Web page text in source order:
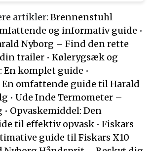
artikler: Brennenstuhl
og informativ guide •
Nyborg – Find den rette
trailer • Kølerygsæk og
En komplet guide •
En omfattende guide til Harald
• Ude Inde Termometer –
• Opvaskemiddel: Den
til effektiv opvask • Fiskars
guide til Fiskars X10